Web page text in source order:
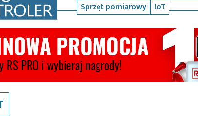
Sprzęt pomiarowy
IoT